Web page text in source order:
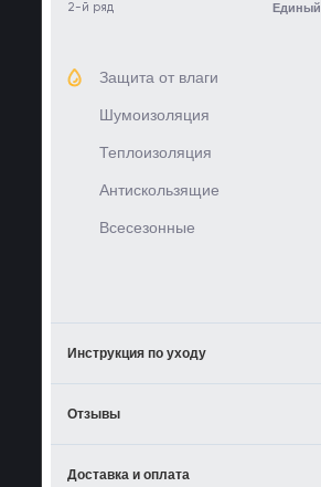
2-й ряд Единый
Защита от влаги
Шумоизоляция
Теплоизоляция
Антискользящие
Всесезонные
Инструкция по уходу
Отзывы
Доставка и оплата